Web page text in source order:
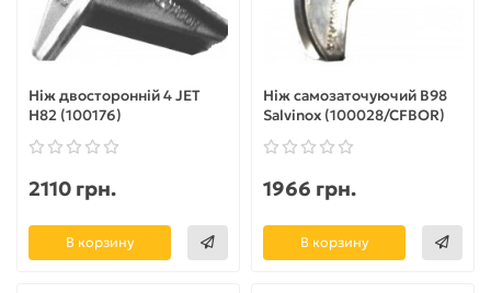
Ніж двосторонній 4 JET
H82 (100176)
2110 грн.
В корзину
Ніж самозаточуючий B98
Salvinox (100028/CFBOR)
1966 грн.
В корзину